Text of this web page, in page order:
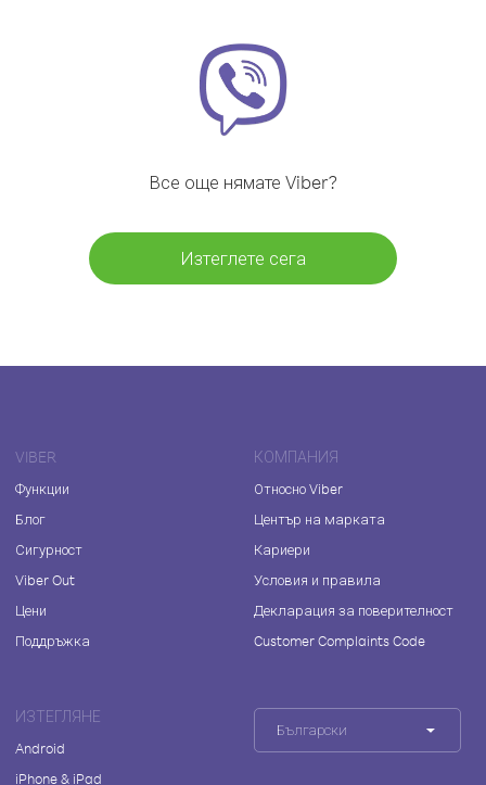
Все още нямате Viber?
Изтеглете сега
VIBER
Функции
Блог
Сигурност
Viber Out
Цени
Поддръжка
КОМПАНИЯ
Относно Viber
Център на марката
Кариери
Условия и правила
Декларация за поверителност
Customer Complaints Code
ИЗТЕГЛЯНЕ
Android
iPhone & iPad
Български